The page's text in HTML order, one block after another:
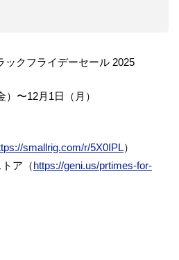
ックフライデーセール 2025
）〜12月1日（月）
smallrig.com/r/5X0IPL）
ア（https://geni.us/prtimes-for-